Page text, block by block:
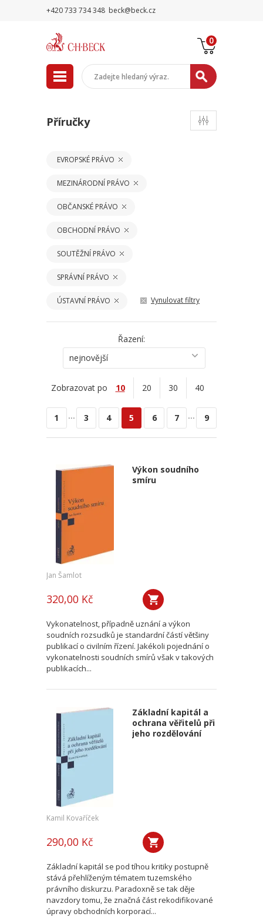
+420 733 734 348 beck@beck.cz
0
Příručky
EVROPSKÉ PRÁVO
MEZINÁRODNÍ PRÁVO
OBČANSKÉ PRÁVO
OBCHODNÍ PRÁVO
SOUTĚŽNÍ PRÁVO
SPRÁVNÍ PRÁVO
ÚSTAVNÍ PRÁVO Vynulovat filtry
Řazení:
nejnovější
Zobrazovat po 10 20 30 40
1 ... 3 4 5 6 7 ... 9
Výkon soudního
smíru
Jan Šamlot
320,00 Kč
Vykonatelnost, případně uznání a výkon
soudních rozsudků je standardní částí většiny
publikací o civilním řízení. Jakékoli pojednání o
vykonatelnosti soudních smírů však v takových
publikacích...
Základní kapitál a
ochrana věřitelů při
jeho rozdělování
Kamil Kovaříček
290,00 Kč
Základní kapitál se pod tíhou kritiky postupně
stává přehlíženým tématem tuzemského
právního diskurzu. Paradoxně se tak děje
navzdory tomu, že značná část rekodifikované
úpravy obchodních korporací...